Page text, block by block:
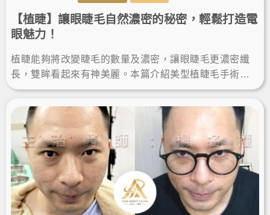
【植睫】讓眼睫毛自然濃密的秘密，輕鬆打造電
眼魅力！
植睫能夠將改變睫毛的數量及濃密，讓眼睫毛更濃密纖
長，雙眸看起來有神美麗。本篇介紹美型植睫毛手術，
由楊氏羅丹診所的鄭源醫師分享，讓我們跟著專家的腳
步一起聽看看吧！